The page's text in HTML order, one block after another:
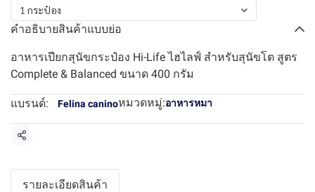
1 กระป๋อง
คำอธิบายสินค้าแบบย่อ
อาหารเปียกสุนัขกระป๋อง Hi-Life ไฮไลฟ์ สำหรับสุนัขโต สูตร
Complete & Balanced ขนาด 400 กรัม
แบรนด์: Felina caninoหมวดหมู่:อาหารหมา
แชร์
รายละเอียดสินค้า